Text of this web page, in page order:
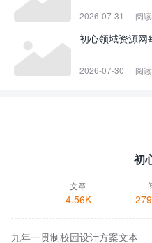
2026-07-31 阅
初心领域资源
2026-07-30 阅
初
文章
4.56K
九年一贯制校园设计方案文本